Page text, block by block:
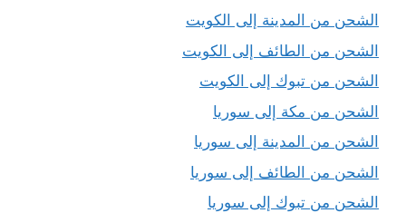
الشحن من المدينة إلى الكويت
الشحن من الطائف إلى الكويت
الشحن من تبوك إلى الكويت
الشحن من مكة إلى سوريا
الشحن من المدينة إلى سوريا
الشحن من الطائف إلى سوريا
الشحن من تبوك إلى سوريا